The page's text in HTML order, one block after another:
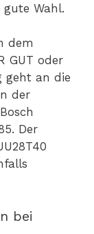
Wahl.
dem
GUT oder
geht an die
der
Der
bei